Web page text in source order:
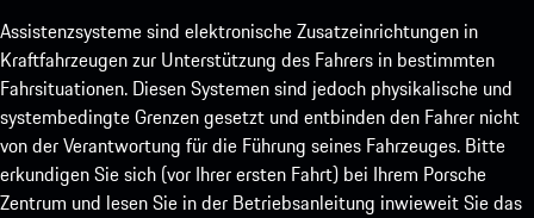
Assistenzsysteme sind elektronische Zusatzeinrichtungen in
Kraftfahrzeugen zur Unterstützung des Fahrers in bestimmten
Fahrsituationen. Diesen Systemen sind jedoch physikalische und
systembedingte Grenzen gesetzt und entbinden den Fahrer nicht
von der Verantwortung für die Führung seines Fahrzeuges. Bitte
erkundigen Sie sich (vor Ihrer ersten Fahrt) bei Ihrem Porsche
Zentrum und lesen Sie in der Betriebsanleitung inwieweit Sie das